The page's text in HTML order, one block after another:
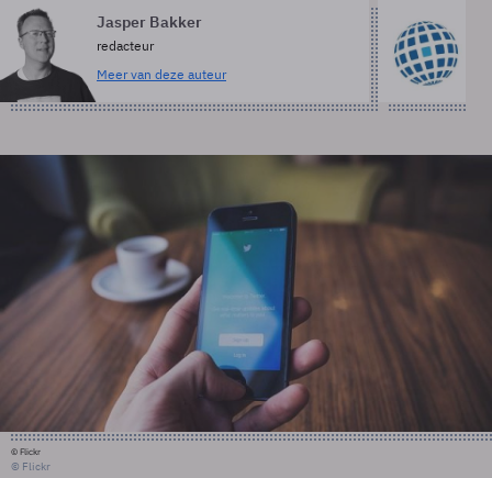
Jasper Bakker
redacteur
Meer van deze auteur
© Flickr
© Flickr